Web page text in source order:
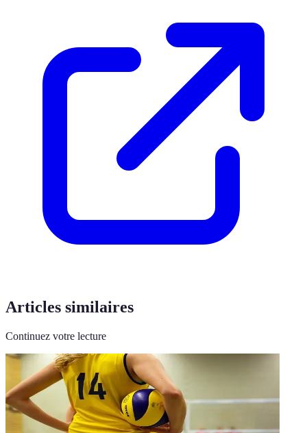
Articles similaires
Continuez votre lecture